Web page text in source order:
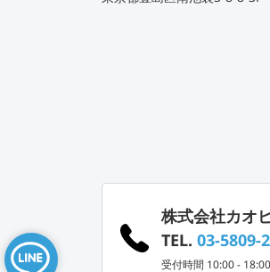
株式会社カオ
TEL. 03-5809-
受付時間 10:00 -